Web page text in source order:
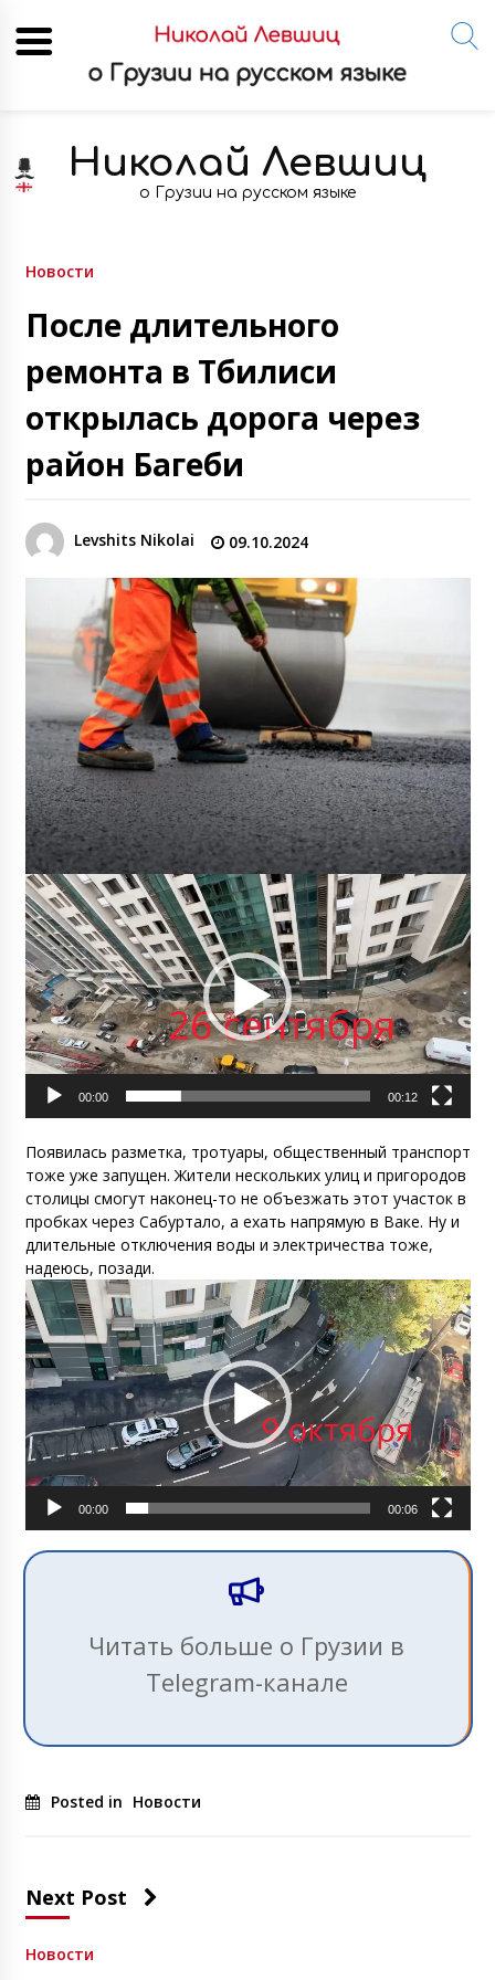
content
Николай Левшиц
о Грузии на русском языке
Новости
После длительного
ремонта в Тбилиси
открылась дорога через
район Багеби
Levshits Nikolai 09.10.2024
Видеоплеер
00:00 00:12
Появилась разметка, тротуары, общественный транспорт
тоже уже запущен. Жители нескольких улиц и пригородов
столицы смогут наконец-то не объезжать этот участок в
пробках через Сабуртало, а ехать напрямую в Ваке. Ну и
длительные отключения воды и электричества тоже,
надеюсь, позади.
Видеоплеер
00:00 00:06
Читать больше о Грузии в
Telegram-канале
Posted in Новости
Next Post
Новости